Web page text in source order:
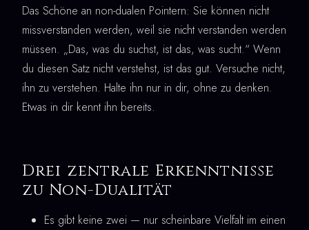
Das Schöne an non-dualen Pointern: Sie können nicht
missverstanden werden, weil sie nicht verstanden werden
müssen. „Das, was du suchst, ist das, was sucht.“ Wenn
du diesen Satz nicht verstehst, ist das gut. Versuche nicht,
ihn zu verstehen. Halte ihn nur in dir, ohne zu denken.
Etwas in dir kennt ihn bereits.
Drei zentrale Erkenntnisse
zu Non-Dualität
Es gibt keine zwei — nur scheinbare Vielfalt im einen